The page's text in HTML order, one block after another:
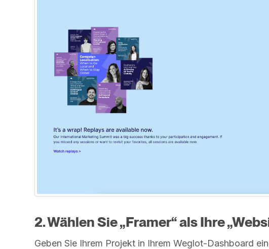
2. Wählen Sie „Framer“ als Ihre
Geben Sie Ihrem Projekt in Ihrem Weglot-Dashboard